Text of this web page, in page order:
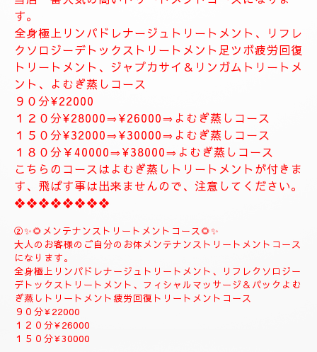
お体が軽くなり、とても癒されます。
精神的にお疲れの方におすすめ致します。
１２０分⇒¥30000⇒¥27000
１５０分⇒¥35000⇒¥33000
❖❖❖❖❖❖❖
❖❖❖❖❖❖❖❖❖❖❖❖
✨８月のおすすめコース✨
🌺🌻①ジャプカサイ＆リンガムトリートメントコース
🌻🌺
当店一番人気の高いトリートメントコースになりま
す。
全身極上リンパドレナージュトリートメント、リフレ
クソロジーデトックストリートメント足ツボ疲労回復
トリートメント、ジャプカサイ＆リンガムトリートメ
ント、よむぎ蒸しコース
９０分¥22000
１２０分¥28000⇒¥26000⇒よむぎ蒸しコース
１５０分¥32000⇒¥30000⇒よむぎ蒸しコース
１８０分￥40000⇒¥38000⇒よむぎ蒸しコース